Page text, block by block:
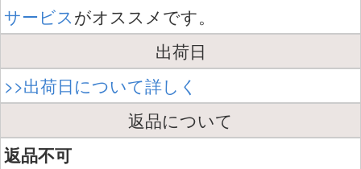
サービスがオススメです。
出荷日
>>出荷日について詳しく
返品について
返品不可